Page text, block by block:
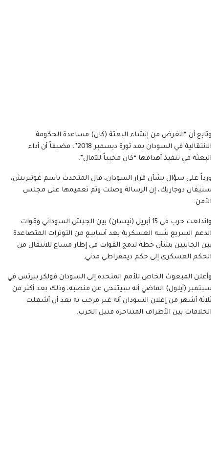
وتابع أن “الغرض من إنشاء البعثة (كان) مساعدة الحكومة
الانتقالية في السودان بعد ثورة ديسمبر 2018″، مضيفاً أن أداء
البعثة في تنفيذ أهدافها “كان مخيباً للآمال”.
ورداً على سؤال بشأن قرار السودان، قال المتحدث باسم غوتيريش،
ستيفان دوجاريك، إن الرسالة وصلت وتم تعميمها على مجلس
الأمن.
واندلعت حرب في 15 أبريل (نيسان) بين الجيش السوداني وقوات
الدعم السريع شبه العسكرية بعد أسابيع من التوترات المتصاعدة
بين الجانبين بشأن خطة لدمج القوات في إطار مساع للانتقال من
الحكم العسكري إلى حكم ديمقراطي مدني.
وأعلن المبعوث الخاص للأمم المتحدة إلى السودان فولكر بيرتس في
سبتمبر (أيلول) الماضي أنه سيتنحى عن منصبه، وذلك بعد أكثر من
ثلاثة أشهر من إعلان السودان أنه غير مرحب به بعد أن أشعلت
الخلافات بين الأطراف المتناحرة فتيل الحرب.